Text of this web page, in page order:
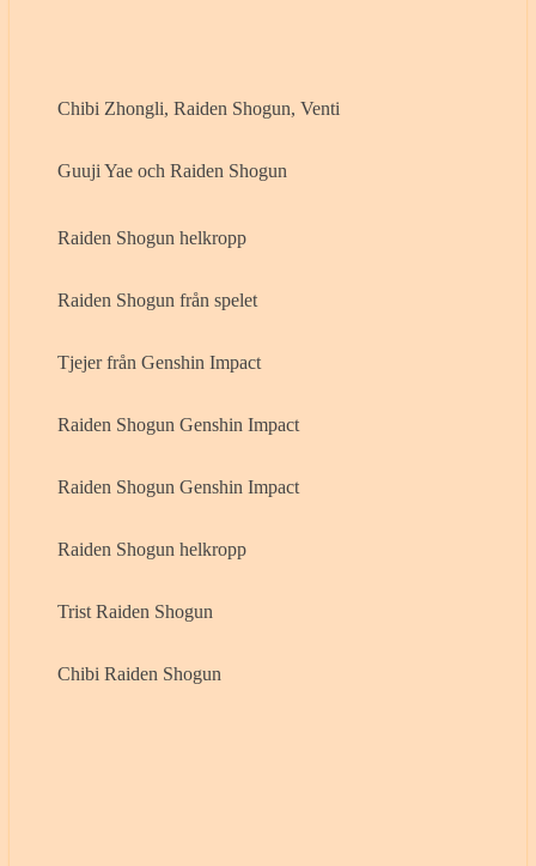
Chibi Zhongli, Raiden Shogun, Venti
Guuji Yae och Raiden Shogun
Raiden Shogun helkropp
Raiden Shogun från spelet
Tjejer från Genshin Impact
Raiden Shogun Genshin Impact
Raiden Shogun Genshin Impact
Raiden Shogun helkropp
Trist Raiden Shogun
Chibi Raiden Shogun